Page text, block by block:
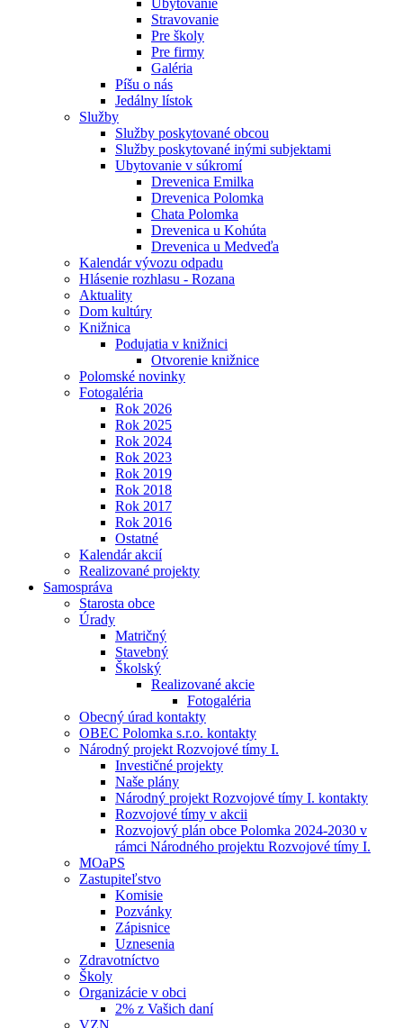
Ubytovanie
Stravovanie
Pre školy
Pre firmy
Galéria
Píšu o nás
Jedálny lístok
Služby
Služby poskytované obcou
Služby poskytované inými subjektami
Ubytovanie v súkromí
Drevenica Emilka
Drevenica Polomka
Chata Polomka
Drevenica u Kohúta
Drevenica u Medveďa
Kalendár vývozu odpadu
Hlásenie rozhlasu - Rozana
Aktuality
Dom kultúry
Knižnica
Podujatia v knižnici
Otvorenie knižnice
Polomské novinky
Fotogaléria
Rok 2026
Rok 2025
Rok 2024
Rok 2023
Rok 2019
Rok 2018
Rok 2017
Rok 2016
Ostatné
Kalendár akcií
Realizované projekty
Samospráva
Starosta obce
Úrady
Matričný
Stavebný
Školský
Realizované akcie
Fotogaléria
Obecný úrad kontakty
OBEC Polomka s.r.o. kontakty
Národný projekt Rozvojové tímy I.
Investičné projekty
Naše plány
Národný projekt Rozvojové tímy I. kontakty
Rozvojové tímy v akcii
Rozvojový plán obce Polomka 2024-2030 v
rámci Národného projektu Rozvojové tímy I.
MOaPS
Zastupiteľstvo
Komisie
Pozvánky
Zápisnice
Uznesenia
Zdravotníctvo
Školy
Organizácie v obci
2% z Vašich daní
VZN